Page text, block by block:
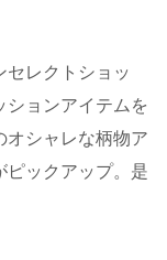
セレクトショッ
ョンアイテムを
オシャレな柄物ア
ピックアップ。是